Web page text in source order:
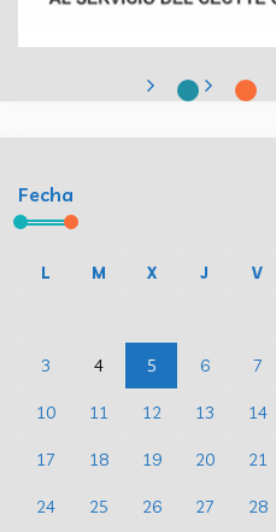
Fecha
L M X J V
3 4 5 6 7
10 11 12 13 14
17 18 19 20 21
24 25 26 27 28